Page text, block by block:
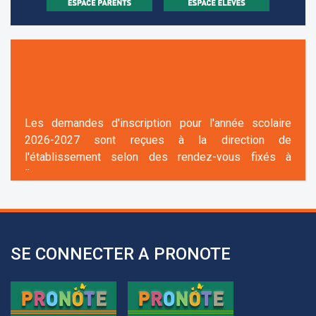
2026-2027 sont reçues à la direction de
l'établissement selon des rendez-vous fixés à
l’avance.
SE CONNECTER A PRONOTE